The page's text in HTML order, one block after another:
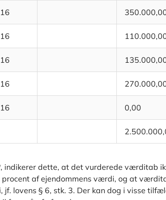
0,00
dette, at det vurderede værditab
af ejendommens værdi, og at
lovens § 6, stk. 3. Der kan dog i visse